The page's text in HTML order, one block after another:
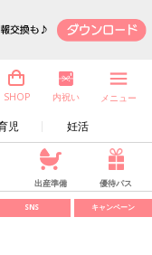
児 妊活
SHOP 内祝い メニュー
出産準備 優待パス
SNS キャンペーン